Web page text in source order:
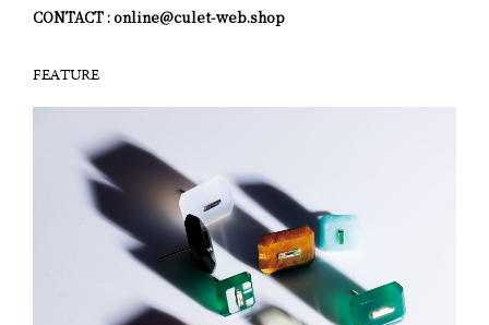
CONTACT : online@culet-web.shop
FEATURE